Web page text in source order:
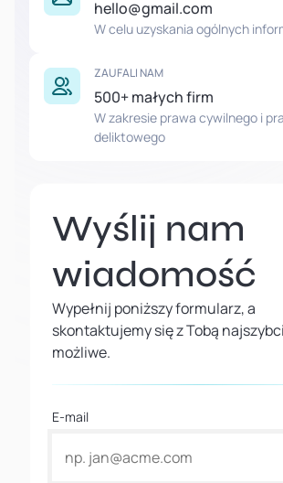
hello@gmail.com
W celu uzyskania ogólnych
ZAUFALI NAM
500+ małych firm
W zakresie prawa cywilnego i
deliktowego
Wyślij nam
wiadomość
Wypełnij poniższy formularz, a
skontaktujemy się z Tobą
możliwe.
E-mail